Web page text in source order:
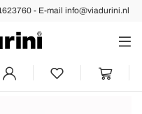
- E-mail info@viadurini.nl
Vorige Volgende
met houten
- Equatore